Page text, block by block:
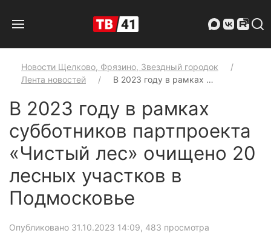
Новости Щелково, Фрязино, Звездный городок
Лента новостей
В 2023 году в рамках …
В 2023 году в рамках
субботников партпроекта
«Чистый лес» очищено 20
лесных участков в
Подмосковье
Опубликовано 31.10.2023 14:09, 483 просмотра